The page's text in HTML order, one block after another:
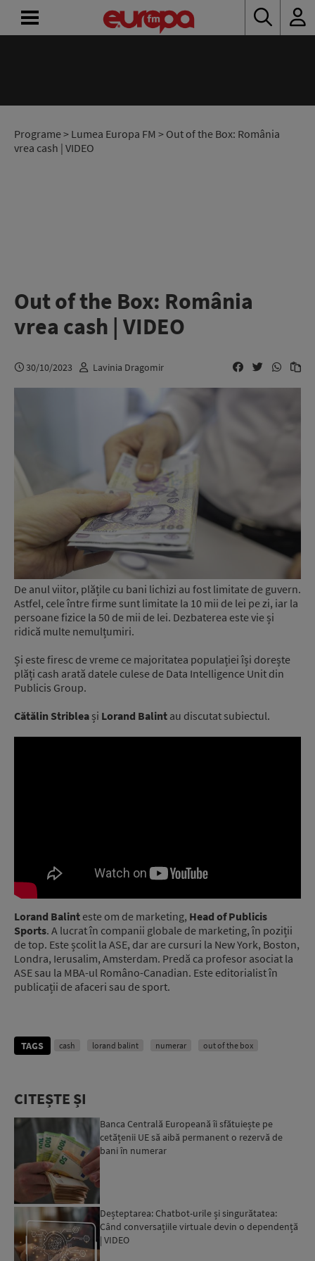
Programe> Lumea Europa FM > Out of the Box: România
vrea cash | VIDEO
Out of the Box: România
vrea cash | VIDEO
30/10/2023 Lavinia Dragomir
De anul viitor, plățile cu bani lichizi au fost limitate de guvern.
Astfel, cele între firme sunt limitate la 10 mii de lei pe zi, iar la
persoane fizice la 50 de mii de lei. Dezbaterea este vie și
ridică multe nemulțumiri.
Și este firesc de vreme ce majoritatea populației își dorește
plăți cash arată datele culese de Data Intelligence Unit din
Publicis Group.
Cătălin Striblea și Lorand Balint au discutat subiectul.
Lorand Balint este om de marketing, Head of Publicis
Sports. A lucrat în companii globale de marketing, în poziții
de top. Este școlit la ASE, dar are cursuri la New York, Boston,
Londra, Ierusalim, Amsterdam. Predă ca profesor asociat la
ASE sau la MBA-ul Româno-Canadian. Este editorialist în
publicații de afaceri sau de sport.
TAGS cash lorand balint numerar out of the box
CITEȘTE ȘI
Banca Centrală Europeană îi sfătuiește pe
cetățenii UE să aibă permanent o rezervă de
bani în numerar
Deșteptarea: Chatbot-urile și singurătatea:
Când conversațiile virtuale devin o dependență
| VIDEO
RADIO